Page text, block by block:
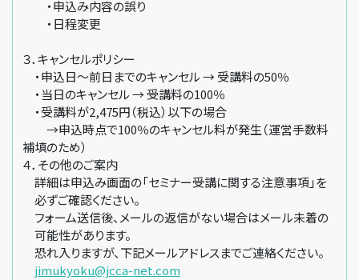
・申込み内容の誤り
・日程変更
３．キャンセルポリシー
・申込日～前日までのキャンセル → 受講料の50％
・当日のキャンセル → 受講料の100％
・受講料が2,475円（税込）以下の場合
→申込時点で100％のキャンセル料が発生（運営手数料
補填のため）
４．その他のご案内
詳細は申込み画面の「セミナー受講に関する注意事項」を
必ずご確認ください。
フォーム送信後、メールの返信がない場合はメール未着の
可能性があります。
恐れ入りますが、下記メールアドレスまでご連絡ください。
jimukyoku@jcca-net.com